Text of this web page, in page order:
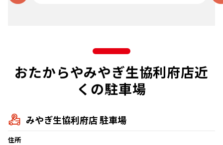
おたからやみやぎ生協利府店近
くの駐車場
みやぎ生協利府店 駐車場
住所